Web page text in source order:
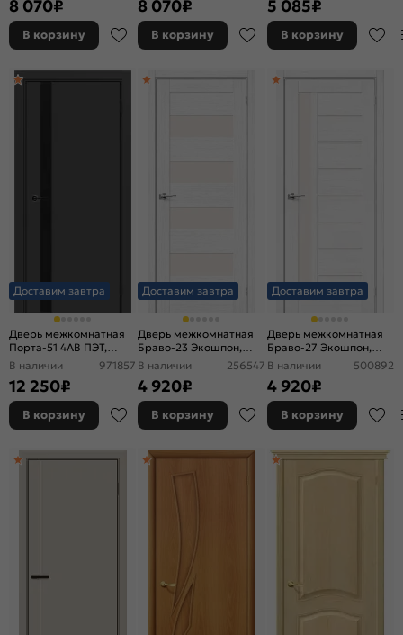
царговая
8 070₽
В корзину
8 070₽
В корзину
5 085₽
В корзину
Доставим завтра
Дверь межкомнатная
Порта-51 4AB ПЭТ,
Shellac Graphite в
черной магнитной
защелкой, глухая,
кромка алюминиевая
черная матовая,
В наличии 971857
12 250₽
В корзину
Доставим завтра
Дверь межкомнатная
Браво-23 Экошпон,
Snow Melinga,
царговая
В наличии 256547
4 920₽
В корзину
Доставим завтра
Дверь межкомнатная
Браво-27 Экошпон,
Snow Melinga,
царговая
В наличии 500892
4 920₽
В корзину